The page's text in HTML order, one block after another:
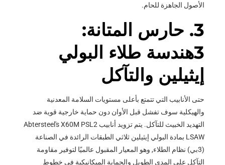
الأصول الجاهزة للحام.
3. حارس المتانة:
3هندسة طلاء البولي
إيثيلين والتآكل
حتى الأنابيب التي تتمتع بأعلى مستويات السلامة المعدنية
والهيكلية سوف تفشل قبل الأوان دون حماية خارجية قوية ضد
التهديد الخبيث للتآكل. يتم تزويد أنابيب Abtersteel's X60M PSL2
LSAW بمادة البولي إيثيلين ثلاثي الطبقات الرائدة في الصناعة
(3بي) نظام الطلاء, وهو المعيار المقبول عالميًا لتوفير مقاومة
التآكل على المدى الطويل والحماية الميكانيكية في خطوط